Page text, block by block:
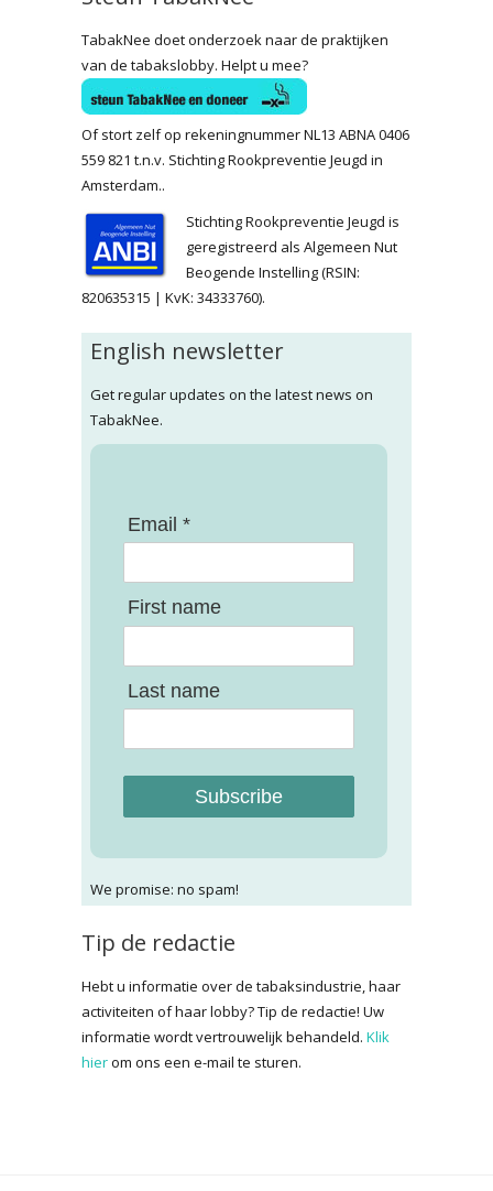
TabakNee doet onderzoek naar de praktijken
van de tabakslobby. Helpt u mee?
Of stort zelf op rekeningnummer NL13 ABNA 0406
559 821 t.n.v. Stichting Rookpreventie Jeugd in
Amsterdam..
Stichting Rookpreventie Jeugd is
geregistreerd als Algemeen Nut
Beogende Instelling (RSIN:
820635315 | KvK: 34333760).
English newsletter
Get regular updates on the latest news on
TabakNee.
Email *
First name
Last name
Subscribe
We promise: no spam!
Tip de redactie
Hebt u informatie over de tabaksindustrie, haar
activiteiten of haar lobby? Tip de redactie! Uw
informatie wordt vertrouwelijk behandeld. Klik
hierom ons een e-mail te sturen.